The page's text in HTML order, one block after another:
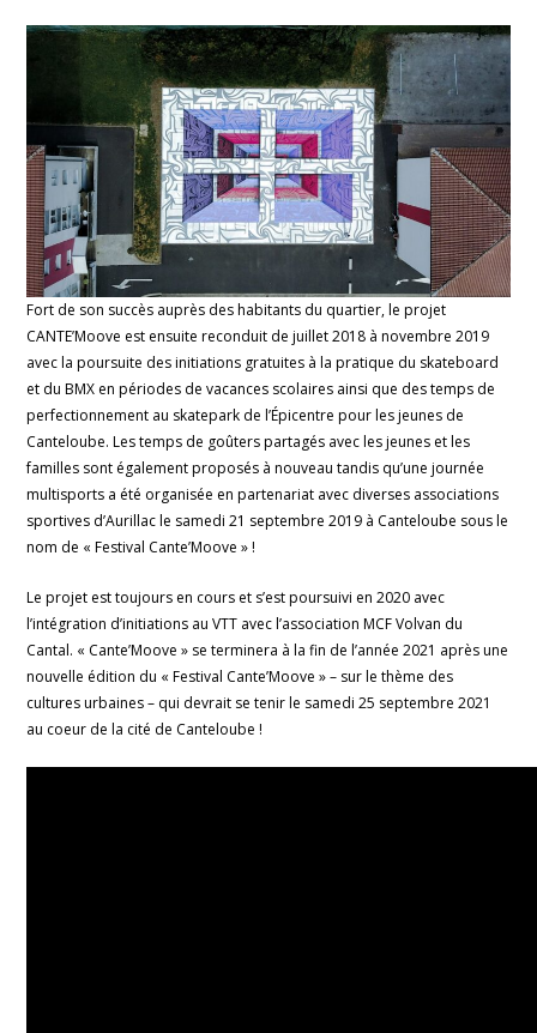
Fort de son succès auprès des habitants du quartier, le projet
CANTE’Moove est ensuite reconduit de juillet 2018 à novembre 2019
avec la poursuite des initiations gratuites à la pratique du skateboard
et du BMX en périodes de vacances scolaires ainsi que des temps de
perfectionnement au skatepark de l’Épicentre pour les jeunes de
Canteloube. Les temps de goûters partagés avec les jeunes et les
familles sont également proposés à nouveau tandis qu’une journée
multisports a été organisée en partenariat avec diverses associations
sportives d’Aurillac le samedi 21 septembre 2019 à Canteloube sous le
nom de « Festival Cante’Moove » !
Le projet est toujours en cours et s’est poursuivi en 2020 avec
l’intégration d’initiations au VTT avec l’association MCF Volvan du
Cantal. « Cante’Moove » se terminera à la fin de l’année 2021 après une
nouvelle édition du « Festival Cante’Moove » – sur le thème des
cultures urbaines – qui devrait se tenir le samedi 25 septembre 2021
au coeur de la cité de Canteloube !